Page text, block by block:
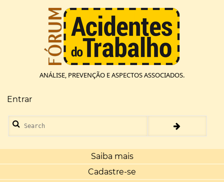
ANÁLISE, PREVENÇÃO E ASPECTOS ASSOCIADOS.
Menu
de
conta
de
usuário
Entrar
Search
Saiba mais
Cadastre-se